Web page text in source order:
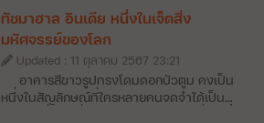
เทียน” (Detian Falls) น้ำตกข้ามพรมแดนที่
ใหญ่ที่สุดในเอเชีย และใหญ่เป็นอันดับ 4 ของ
โลก ตั้งอยู่บริเวณชายแดนจีน-เวียดนาม ใน
มณฑลกว่างซี ประเทศจีน ความยิ่งใหญ่ของ
สายน้ำที่ไหลลดหลั่นท่ามกลางภูเขาและ
ธรรมชาติสีเขียว บอกเลยว่าเห็นด้วยตาตัวเอง
ทัชมาฮาล อินเดีย หนึ่งในเจ็ดสิ่ง
มหัศจรรย์ของโลก
Updated : 11 ตุลาคม 2567 23:21
อาคารสีขาวรูปทรงโดมดอกบัวตูม คงเป็น
หนึ่งในสัญลักษณ์ที่ใครหลายคนจดจำได้เป็น